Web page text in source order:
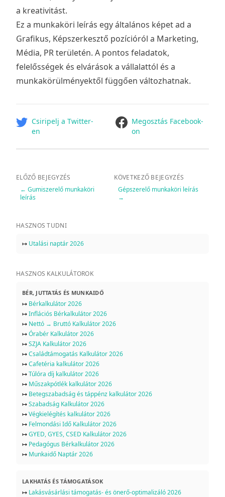
a kreativitást.
Ez a munkaköri leírás egy általános képet ad a
Grafikus, Képszerkesztő pozícióról a Marketing,
Média, PR területén. A pontos feladatok,
felelősségek és elvárások a vállalattól és a
munkakörülményektől függően változhatnak.
Csiripelj a Twitter-
en
facebookMegosztás Facebook-
on
ELŐZŐ BEJEGYZÉS
← Gumiszerelő munkaköri
leírás
KÖVETKEZŐ BEJEGYZÉS
Gépszerelő munkaköri leírás
→
HASZNOS TUDNI
↦ Utalási naptár 2026
HASZNOS KALKULÁTOROK
BÉR, JUTTATÁS ÉS MUNKAIDŐ
↦ Bérkalkulátor 2026
↦Inflációs Bérkalkulátor 2026
↦ Nettó → Bruttó Kalkulátor 2026
↦Órabér Kalkulátor 2026
↦SZJA Kalkulátor 2026
↦Családtámogatás Kalkulátor 2026
↦Cafetéria kalkulátor 2026
↦Túlóra díj kalkulátor 2026
↦ Műszakpótlék kalkulátor 2026
↦ Betegszabadság és táppénz kalkulátor 2026
↦Szabadság Kalkulátor 2026
↦Végkielégítés kalkulátor 2026
↦ Felmondási Idő Kalkulátor 2026
↦GYED, GYES, CSED Kalkulátor 2026
↦ Pedagógus Bérkalkulátor 2026
↦ Munkaidő Naptár 2026
LAKHATÁS ÉS TÁMOGATÁSOK
↦ Lakásvásárlási támogatás- és önerő-optimalizáló 2026